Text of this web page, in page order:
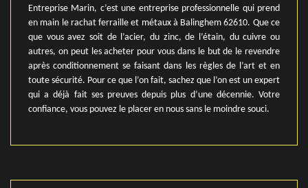
Entreprise Marin, c’est une entreprise professionnelle qui prend
en main le rachat ferraille et métaux à Balinghem 62610. Que ce
que vous avez soit de l’acier, du zinc, de l’étain, du cuivre ou
autres, on peut les acheter pour vous dans le but de le revendre
après conditionnement se faisant dans les règles de l’art et en
toute sécurité. Pour ce que l’on fait, sachez que l’on est un expert
qui a déjà fait ses preuves depuis plus d’une décennie. Votre
confiance, vous pouvez le placer en nous sans le moindre souci.